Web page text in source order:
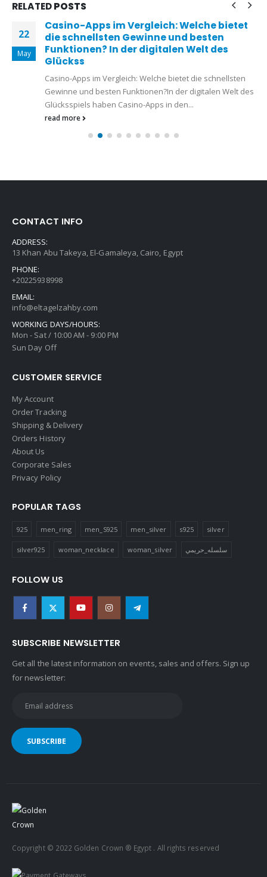
RELATEDPOSTS
22
May
Casino-Apps im Vergleich: Welche bietet
die schnellsten Gewinne und besten
Funktionen? In der digitalen Welt des
Glückss
Casino-Apps im Vergleich: Welche bietet die schnellsten
Gewinne und besten Funktionen?In der digitalen Welt des
Glücksspiels haben Casino-Apps in den...
read more
CONTACT INFO
ADDRESS:
13 Khan Abu Takeya, El-Gamaleya, Cairo, Egypt
PHONE:
+20225938998
EMAIL:
info@eltagelzahby.com
WORKING DAYS/HOURS:
Mon - Sat / 10:00 AM - 9:00 PM
Sun Day Off
CUSTOMER SERVICE
My Account
Order Tracking
Shipping & Delivery
Orders History
About Us
Corporate Sales
Privacy Policy
POPULAR TAGS
925 men_ring men_S925 men_silver s925 silver
silver925 woman_necklace woman_silver سلسله_حريمي
FOLLOW US
SUBSCRIBE NEWSLETTER
Get all the latest information on events, sales and offers. Sign up
for newsletter:
Copyright © 2022 Golden Crown ® Egypt . All rights reserved